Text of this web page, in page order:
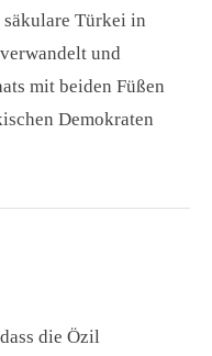
Türkei in
und
mit beiden Füßen
Demokraten
die Özil